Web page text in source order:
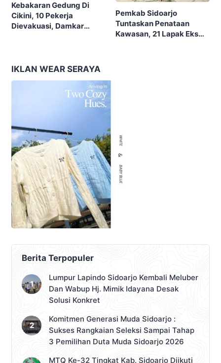
Kebakaran Gedung Di
Cikini, 10 Pekerja
Dievakuasi, Damkar
Pemkab Sidoarjo
Tuntaskan Penataan
Kawasan, 21 Lapak Eks
IKLAN WEAR SERAYA
Berita Terpopuler
Lumpur Lapindo Sidoarjo Kembali Meluber
Dan Wabup Hj. Mimik Idayana Desak
Solusi Konkret
Komitmen Generasi Muda Sidoarjo :
Sukses Rangkaian Seleksi Sampai Tahap
3 Pemilihan Duta Muda Sidoarjo 2026
MTQ Ke-32 Tingkat Kab. Sidoarjo Diikuti